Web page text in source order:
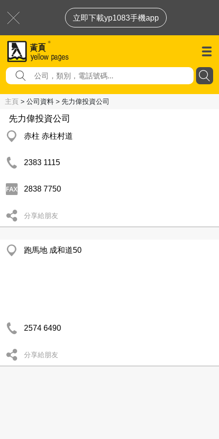
立即下載yp1083手機app
主頁 > 公司資料 > 先力偉投資公司
先力偉投資公司
赤柱 赤柱村道
2383 1115
2838 7750
分享給朋友
跑馬地 成和道50
2574 6490
分享給朋友